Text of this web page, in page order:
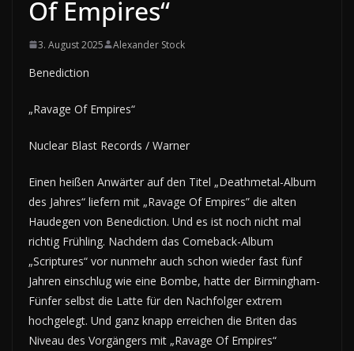
Of Empires“
3. August 2025 Alexander Stock
Benediction
„Ravage Of Empires“
Nuclear Blast Records / Warner
Einen heißen Anwärter auf den Titel „Deathmetal-Album
des Jahres“ liefern mit „Ravage Of Empires” die alten
Haudegen von Benediction. Und es ist noch nicht mal
richtig Frühling. Nachdem das Comeback-Album
„Scriptures“ vor nunmehr auch schon wieder fast fünf
Jahren einschlug wie eine Bombe, hatte der Birmingham-
Fünfer selbst die Latte für den Nachfolger extrem
hochgelegt. Und ganz knapp erreichen die Briten das
Niveau des Vorgängers mit „Ravage Of Empires“